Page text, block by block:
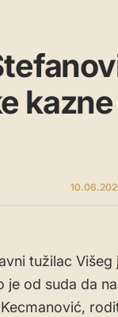
tužilac
je od suda da